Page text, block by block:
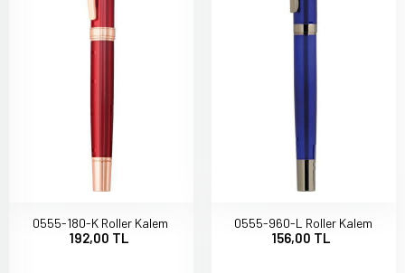
0555-180-K Roller Kalem
192,00 TL
0555-960-L Roller Kalem
156,00 TL